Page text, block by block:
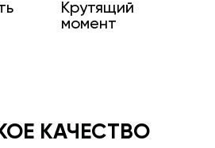
Крутящий
момент
КАЧЕСТВО